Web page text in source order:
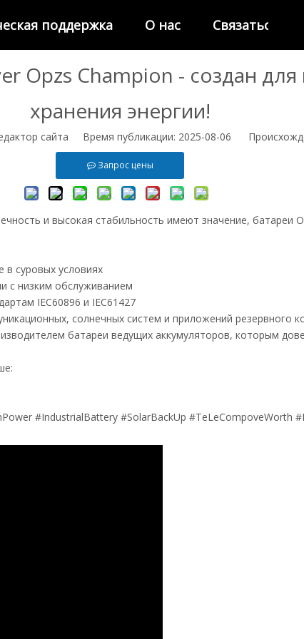
поддержка О нас Связаться с
Opzs Champion - создан
хранения энергии!
сайта Время публикации: 2025-08-06
Запрос цены
и высокая стабильность имеют значение, батареи
суровых условиях
с низким обслуживанием
IEC60896 и IEC61427
солнечных систем и приложений резервного
батареи ведущих аккумуляторов, которым
#IndustrialBattery #SolarBackUp #TeLeCompoveWorth